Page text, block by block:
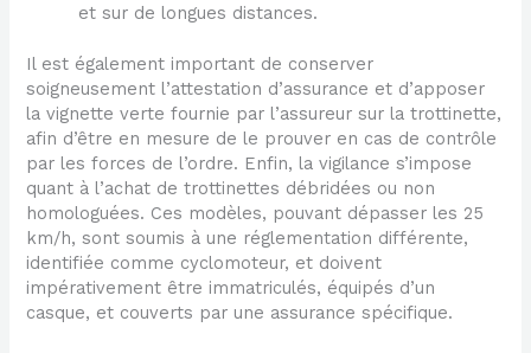
et sur de longues distances.
Il est également important de conserver
soigneusement l’attestation d’assurance et d’apposer
la vignette verte fournie par l’assureur sur la trottinette,
afin d’être en mesure de le prouver en cas de contrôle
par les forces de l’ordre. Enfin, la vigilance s’impose
quant à l’achat de trottinettes débridées ou non
homologuées. Ces modèles, pouvant dépasser les 25
km/h, sont soumis à une réglementation différente,
identifiée comme cyclomoteur, et doivent
impérativement être immatriculés, équipés d’un
casque, et couverts par une assurance spécifique.